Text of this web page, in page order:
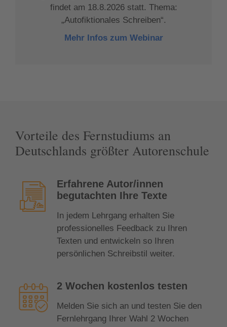
findet am 18.8.2026 statt. Thema:
„Autofiktionales Schreiben“.
Mehr Infos zum Webinar
Vorteile des Fernstudiums an
Deutschlands größter Autorenschule
Vorteile des Fernstudiums an
Erfahrene Autor/innen
begutachten Ihre Texte
In jedem Lehrgang erhalten Sie
professionelles Feedback zu Ihren
Texten und entwickeln so Ihren
persönlichen Schreibstil weiter.
​2 Wochen kostenlos testen
Melden Sie sich an und testen Sie den
Fernlehrgang Ihrer Wahl ​2 Wochen